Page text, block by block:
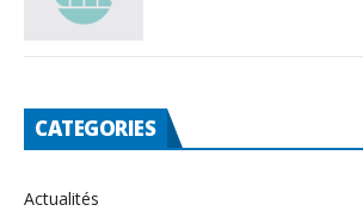
CATEGORIES
Actualités